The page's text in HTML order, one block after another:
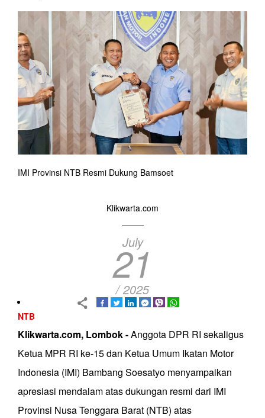
IMI Provinsi NTB Resmi Dukung Bamsoet
Klikwarta.com
July
21
/ 2025
NTB
Klikwarta.com, Lombok -Anggota DPR RI sekaligus
Ketua MPR RI ke-15 dan Ketua Umum Ikatan Motor
Indonesia (IMI) Bambang Soesatyo menyampaikan
apresiasi mendalam atas dukungan resmi dari IMI
Provinsi Nusa Tenggara Barat (NTB) atas